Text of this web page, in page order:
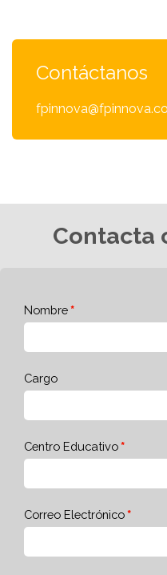
Contáctanos
Contacta
Nombre
Cargo
Centro Educativo
Correo Electrónico